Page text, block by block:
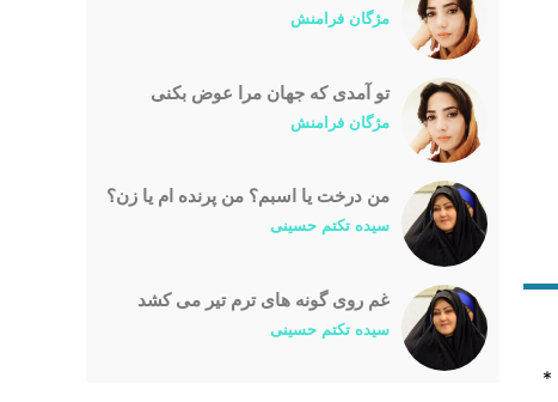
مژگان فرامنش
تو آمدی که جهان مرا عوض بکنی
مژگان فرامنش
من درخت یا اسبم؟ من پرنده ام یا زن؟
سیده تکتم حسینی
غم روی گونه های ترم تیر می کشد
سیده تکتم حسینی
*